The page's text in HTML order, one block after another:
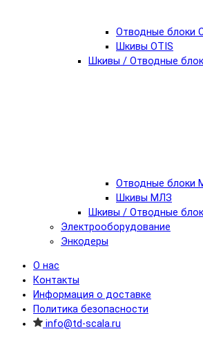
Отводные блоки
Шкивы OTIS
Шкивы / Отводные
Отводные блоки
Шкивы МЛЗ
Шкивы / Отводные
Электрооборудование
Энкодеры
О нас
Контакты
Информация о доставке
Политика безопасности
info@td-scala.ru